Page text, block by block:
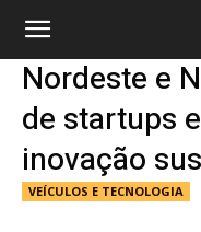
Nordeste e
de startups
inovação
VEÍCULOS E TECNOLOGIA